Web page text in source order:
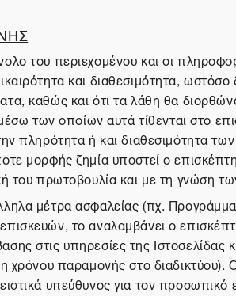
του περιεχομένου και οι
και διαθεσιμότητα, ωστόσο
καθώς και ότι τα λάθη θα
των οποίων αυτά τίθενται στο
πληρότητα ή και διαθεσιμότητα
μορφής ζημία υποστεί ο
του πρωτοβουλία και με τη γνώση
μέτρα ασφαλείας (πχ.
το αναλαμβάνει ο
στις υπηρεσίες της
χρόνου παραμονής στο
υπεύθυνος για τον